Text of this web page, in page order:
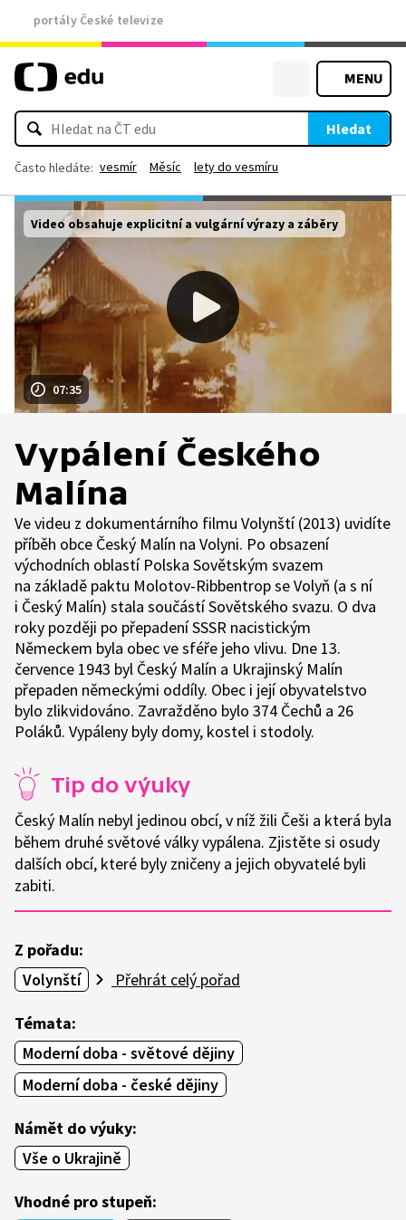
portály České televize
MENU
Hledat
Často hledáte: vesmír Měsíc lety do vesmíru
07:35
Video obsahuje explicitní a vulgární výrazy a záběry
Vypálení Českého
Malína
Ve videu z dokumentárního filmu Volynští (2013) uvidíte
příběh obce Český Malín na Volyni. Po obsazení
východních oblastí Polska Sovětským svazem
na základě paktu Molotov-Ribbentrop se Volyň (a s ní
i Český Malín) stala součástí Sovětského svazu. O dva
roky později po přepadení SSSR nacistickým
Německem byla obec ve sféře jeho vlivu. Dne 13.
července 1943 byl Český Malín a Ukrajinský Malín
přepaden německými oddíly. Obec i její obyvatelstvo
bylo zlikvidováno. Zavražděno bylo 374 Čechů a 26
Poláků. Vypáleny byly domy, kostel i stodoly.
Tip do výuky
Český Malín nebyl jedinou obcí, v níž žili Češi a která byla
během druhé světové války vypálena. Zjistěte si osudy
dalších obcí, které byly zničeny a jejich obyvatelé byli
zabiti.
Z pořadu:
Volynští
Přehrát celý pořad
Témata:
Moderní doba - světové dějiny
Moderní doba - české dějiny
Námět do výuky:
Vše o Ukrajině
Vhodné pro stupeň: